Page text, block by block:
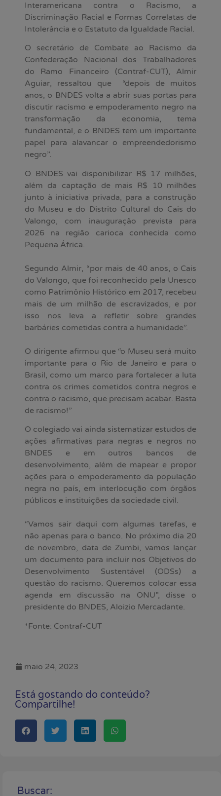
Interamericana contra o Racismo, a
Discriminação Racial e Formas Correlatas de
Intolerância e o Estatuto da Igualdade Racial.
O secretário de Combate ao Racismo da
Confederação Nacional dos Trabalhadores
do Ramo Financeiro (Contraf-CUT), Almir
Aguiar, ressaltou que “depois de muitos
anos, o BNDES volta a abrir suas portas para
discutir racismo e empoderamento negro na
transformação da economia, tema
fundamental, e o BNDES tem um importante
papel para alavancar o empreendedorismo
negro”.
O BNDES vai disponibilizar R$ 17 milhões,
além da captação de mais R$ 10 milhões
junto à iniciativa privada, para a construção
do Museu e do Distrito Cultural do Cais do
Valongo, com inauguração prevista para
2026 na região carioca conhecida como
Pequena África.
Segundo Almir, “por mais de 40 anos, o Cais
do Valongo, que foi reconhecido pela Unesco
como Patrimônio Histórico em 2017, recebeu
mais de um milhão de escravizados, e por
isso nos leva a refletir sobre grandes
barbáries cometidas contra a humanidade”.
O dirigente afirmou que “o Museu será muito
importante para o Rio de Janeiro e para o
Brasil, como um marco para fortalecer a luta
contra os crimes cometidos contra negros e
contra o racismo, que precisam acabar. Basta
de racismo!”
O colegiado vai ainda sistematizar estudos de
ações afirmativas para negras e negros no
BNDES e em outros bancos de
desenvolvimento, além de mapear e propor
ações para o empoderamento da população
negra no país, em interlocução com órgãos
públicos e instituições da sociedade civil.
“Vamos sair daqui com algumas tarefas, e
não apenas para o banco. No próximo dia 20
de novembro, data de Zumbi, vamos lançar
um documento para incluir nos Objetivos do
Desenvolvimento Sustentável (ODSs) a
questão do racismo. Queremos colocar essa
agenda em discussão na ONU”, disse o
presidente do BNDES, Aloizio Mercadante.
*Fonte: Contraf-CUT
maio 24, 2023
Está gostando do conteúdo?
Compartilhe!
Buscar: